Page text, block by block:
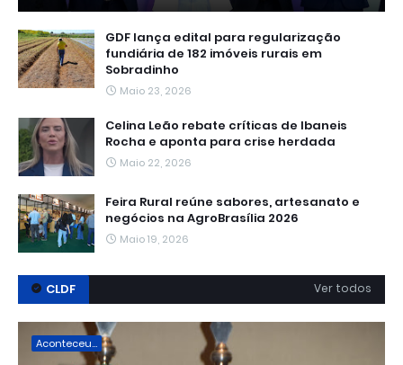
GDF lança edital para regularização
fundiária de 182 imóveis rurais em
Sobradinho
Maio 23, 2026
Celina Leão rebate críticas de Ibaneis
Rocha e aponta para crise herdada
Maio 22, 2026
Feira Rural reúne sabores, artesanato e
negócios na AgroBrasília 2026
Maio 19, 2026
CLDF Ver todos
Aconteceu...